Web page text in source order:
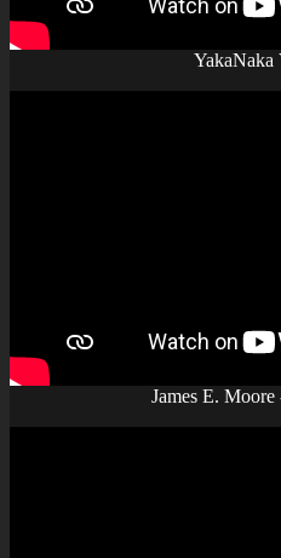
YakaNaka
James E.